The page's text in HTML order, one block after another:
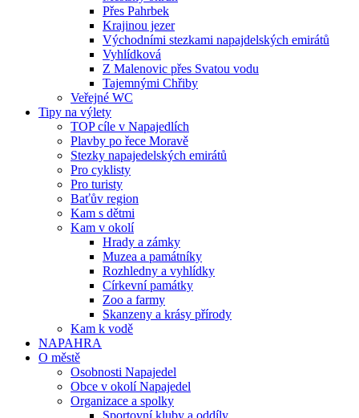
Přes Pahrbek
Krajinou jezer
Východními stezkami napajdelských emirátů
Vyhlídková
Z Malenovic přes Svatou vodu
Tajemnými Chřiby
Veřejné WC
Tipy na výlety
TOP cíle v Napajedlích
Plavby po řece Moravě
Stezky napajedelských emirátů
Pro cyklisty
Pro turisty
Baťův region
Kam s dětmi
Kam v okolí
Hrady a zámky
Muzea a památníky
Rozhledny a vyhlídky
Církevní památky
Zoo a farmy
Skanzeny a krásy přírody
Kam k vodě
NAPAHRA
O městě
Osobnosti Napajedel
Obce v okolí Napajedel
Organizace a spolky
Sportovní kluby a oddíly